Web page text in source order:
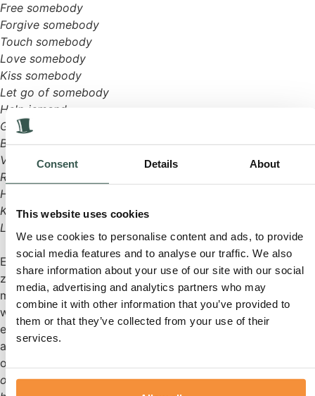
Consent Details About
This website uses cookies
We use cookies to personalise content and ads, to provide
social media features and to analyse our traffic. We also
share information about your use of our site with our social
media, advertising and analytics partners who may
combine it with other information that you’ve provided to
them or that they’ve collected from your use of their
services.
Free somebody
Forgive somebody
Touch somebody
Love somebody
Kiss somebody
Let go of somebody
Help iemand
Genees iemand
Bevrijd iemand
Vergeef iemand
Raak iemand aan
Hou van iemand
Kus iemand
Laat iemand los
En vandaag mocht ik een regenboog voor deze lieve man
zijn, maar was hij de zon in mijn dag vandaag waaraan ik
mij mocht warmen en zal blijven stralen. Want het was
weer als vanouds en we mochten onze harten delen en
een goede tijd samen hebben. Bij het afscheid namen we
afscheid met de woorden dat we elkaar nog hoopten te
ontmoeten in het land der levenden
opgegeven door de artsen en een tikkende tijdbom, hij